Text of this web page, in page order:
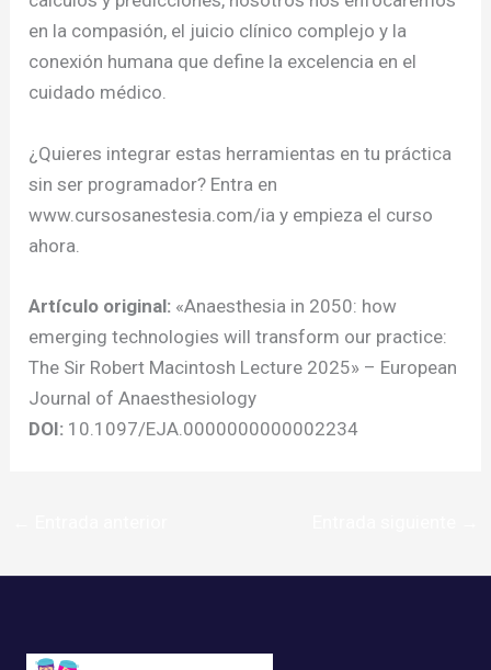
en la compasión, el juicio clínico complejo y la
conexión humana que define la excelencia en el
cuidado médico.
¿Quieres integrar estas herramientas en tu práctica
sin ser programador? Entra en
www.cursosanestesia.com/ia y empieza el curso
ahora.
Artículo original: «Anaesthesia in 2050: how
emerging technologies will transform our practice:
The Sir Robert Macintosh Lecture 2025» – European
Journal of Anaesthesiology
DOI: 10.1097/EJA.0000000000002234